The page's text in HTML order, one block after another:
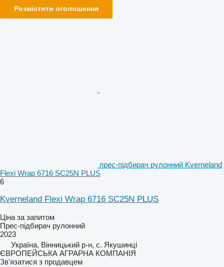
Розмістити оголошення
прес-підбирач рулонний Kverneland
Flexi Wrap 6716 SC25N PLUS
6
Kverneland Flexi Wrap 6716 SC25N PLUS
Ціна за запитом
Прес-підбирач рулонний
2023
Україна, Вінницький р-н, с. Якушинці
ЄВРОПЕЙСЬКА АГРАРНА КОМПАНІЯ
Зв'язатися з продавцем